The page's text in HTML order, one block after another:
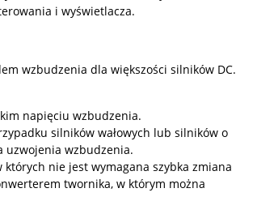
i wyświetlacza.
wzbudzenia dla większości silników DC.
napięciu wzbudzenia.
silników wałowych lub silników o
uzwojenia wzbudzenia.
nie jest wymagana szybka zmiana
twornika, w którym można